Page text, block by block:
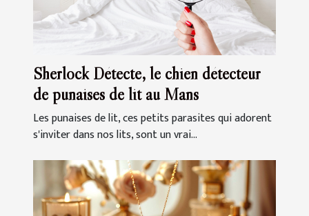
Sherlock Détecte, le chien détecteur
de punaises de lit au Mans
Les punaises de lit, ces petits parasites qui adorent
s'inviter dans nos lits, sont un vrai...